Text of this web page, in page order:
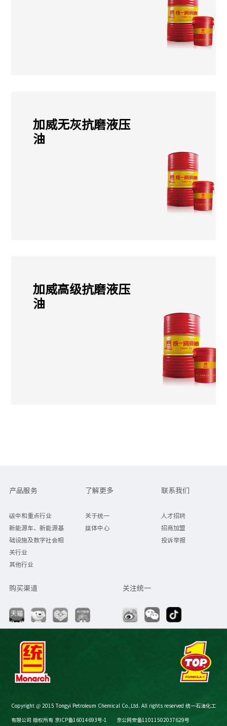
加威无灰抗磨液压
油
加威高级抗磨液压
油
产品服务
碳中和重点行业
新能源车、新能源基
础设施及数字社会相
关行业
其他行业
了解更多
关于统一
媒体中心
联系我们
人才招聘
招商加盟
投诉举报
购买渠道 关注统一
Copyright @ 2015 Tongyi Petroleum Chemical Co.,Ltd. All rights reserved 统一石油化工
有限公司 版权所有 京ICP备16014693号-1 京公网安备11011502037629号